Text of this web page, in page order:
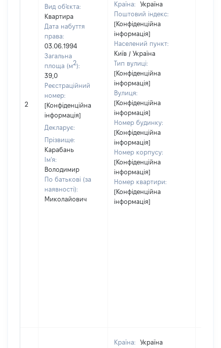
2
Вид об'єкта:
Квартира
Дата набуття
права:
03.06.1994
Загальна
площа (м2):
39,0
Реєстраційний
номер:
[Конфіденційна
інформація]
Декларує:
Прізвище:
Карабань
Ім'я:
Володимир
По батькові (за
наявності):
Миколайович
Країна:
Україна
Поштовий індекс:
[Конфіденційна
інформація]
Населений пункт:
Київ / Україна
Тип вулиці:
[Конфіденційна
інформація]
Вулиця:
[Конфіденційна
інформація]
Номер будинку:
[Конфіденційна
інформація]
Номер корпусу:
[Конфіденційна
інформація]
Номер квартири:
[Конфіденційна
інформація]
Країна:
Україна